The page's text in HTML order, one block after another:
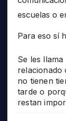
escuelas o
Para eso sí
Se les
relacionado
no tienen
tarde o
restan